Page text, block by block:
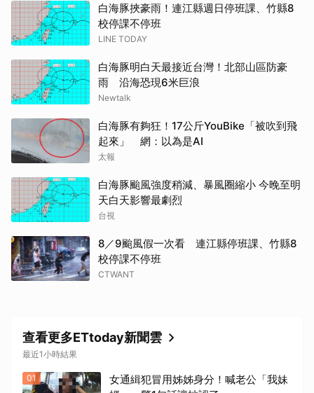
白海豚挾豪雨！連江縣週日停班課、竹縣8
校停課不停班
LINE TODAY
白海豚明白天最接近台灣！北部山區防豪
雨 沿海恐現6米巨浪
Newtalk
白海豚有夠狂！17公斤YouBike「被吹到飛
起來」 網：以為是AI
太報
白海豚颱風強度稍減、暴風圈縮小 今晚至明
天白天影響最劇烈
台視
8／9颱風假一次看 連江縣停班課、竹縣8
校停課不停班
CTWANT
查看更多ETtoday新聞雲
最近1小時結果
01
女通緝犯冒用姊姊身分！喊老公「我妹